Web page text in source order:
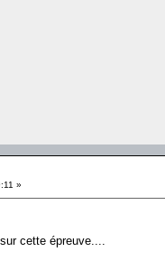
»
cette épreuve....